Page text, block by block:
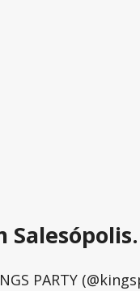
Salesópolis.
PARTY